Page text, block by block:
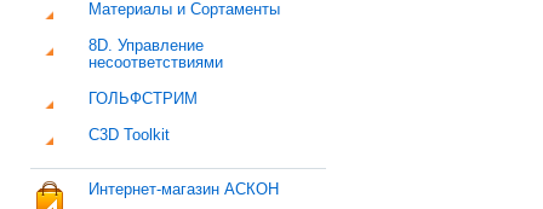
Материалы и Сортаменты
8D. Управление
несоответствиями
ГОЛЬФСТРИМ
C3D Toolkit
Интернет-магазин АСКОН